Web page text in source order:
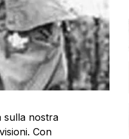
sulla nostra
Con